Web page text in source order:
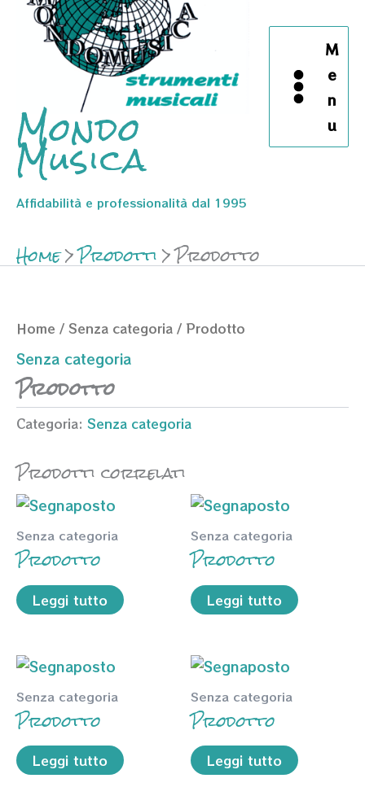
Mondo
Musica
Affidabilità e professionalità dal 1995
M
e
n
u
Home Prodotti Prodotto
Home / Senza categoria / Prodotto
Senza categoria
Prodotto
Categoria: Senza categoria
Prodotti correlati
Senza categoria
Prodotto
Leggi tutto
Senza categoria
Prodotto
Leggi tutto
Senza categoria
Prodotto
Leggi tutto
Senza categoria
Prodotto
Leggi tutto